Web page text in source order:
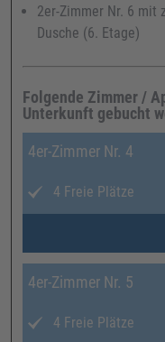
2er-Zimmer Nr. 6 mit
Dusche (6. Etage)
Folgende Zimmer /
Unterkunft gebucht
4er-Zimmer Nr. 4
4 Freie Plätze
4er-Zimmer Nr. 5
4 Freie Plätze